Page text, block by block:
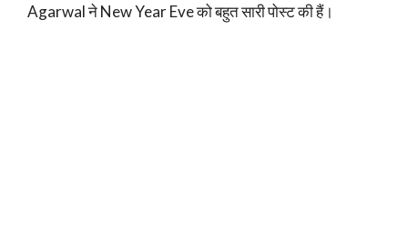
Agarwal ने New Year Eve को बहुत सारी पोस्ट की हैं।